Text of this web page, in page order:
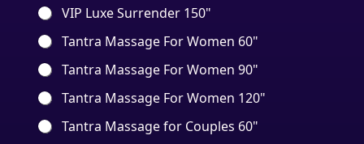
VIP Luxe Surrender 150"
Tantra Massage For Women 60"
Tantra Massage For Women 90"
Tantra Massage For Women 120"
Tantra Massage for Couples 60"